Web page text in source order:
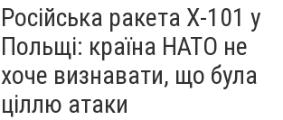
Російська ракета Х-101 у
Польщі: країна НАТО не
хоче визнавати, що була
ціллю атаки